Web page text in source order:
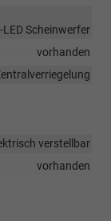
Scheinwerfer
vorhanden
verstellbar
vorhanden